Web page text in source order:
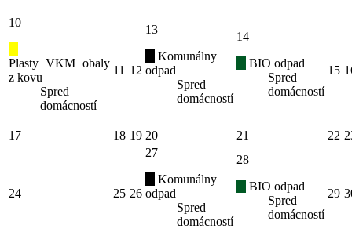
10
Plasty+VKM+obaly
z kovu
Spred
domácností
11 12
13
Komunálny
odpad
Spred
domácností
14
BIO odpad
Spred
domácností
15
17 18 19 20 21 22
24 25 26
27
Komunálny
odpad
Spred
domácností
28
BIO odpad
Spred
domácností
29